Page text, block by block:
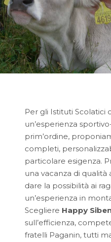
Per gli Istituti Scolatici
un’esperienza
prim’ordine,
completi,
particolare esigenza.
una vacanza di
dare la possibilità ai
un’esperienza in
Scegliere Happy
sull’efficienza,
fratelli Paganin, tutti